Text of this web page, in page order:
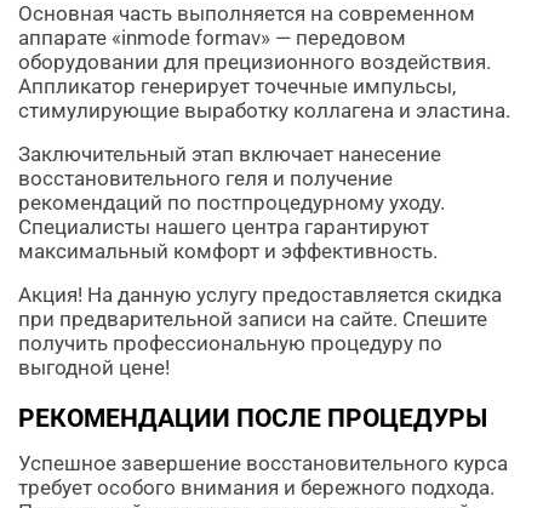
Основная часть выполняется на современном
аппарате «inmode formav» — передовом
оборудовании для прецизионного воздействия.
Аппликатор генерирует точечные импульсы,
стимулирующие выработку коллагена и эластина.
Заключительный этап включает нанесение
восстановительного геля и получение
рекомендаций по постпроцедурному уходу.
Специалисты нашего центра гарантируют
максимальный комфорт и эффективность.
Акция! На данную услугу предоставляется скидка
при предварительной записи на сайте. Спешите
получить профессиональную процедуру по
выгодной цене!
РЕКОМЕНДАЦИИ ПОСЛЕ ПРОЦЕДУРЫ
Успешное завершение восстановительного курса
требует особого внимания и бережного подхода.